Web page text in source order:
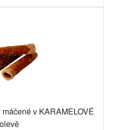
v KARAMELOVÉ